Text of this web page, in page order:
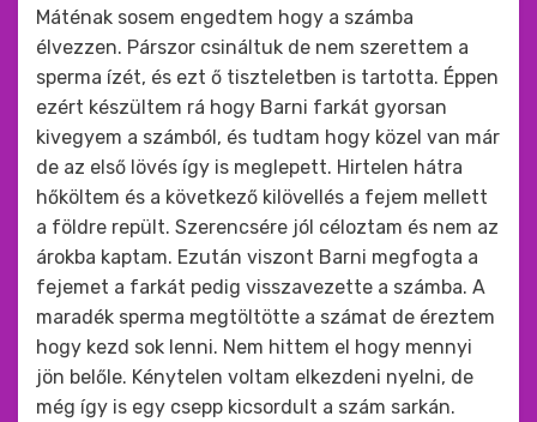
Máténak sosem engedtem hogy a számba
élvezzen. Párszor csináltuk de nem szerettem a
sperma ízét, és ezt ő tiszteletben is tartotta. Éppen
ezért készültem rá hogy Barni farkát gyorsan
kivegyem a számból, és tudtam hogy közel van már
de az első lövés így is meglepett. Hirtelen hátra
hőköltem és a következő kilövellés a fejem mellett
a földre repült. Szerencsére jól céloztam és nem az
árokba kaptam. Ezután viszont Barni megfogta a
fejemet a farkát pedig visszavezette a számba. A
maradék sperma megtöltötte a számat de éreztem
hogy kezd sok lenni. Nem hittem el hogy mennyi
jön belőle. Kénytelen voltam elkezdeni nyelni, de
még így is egy csepp kicsordult a szám sarkán.